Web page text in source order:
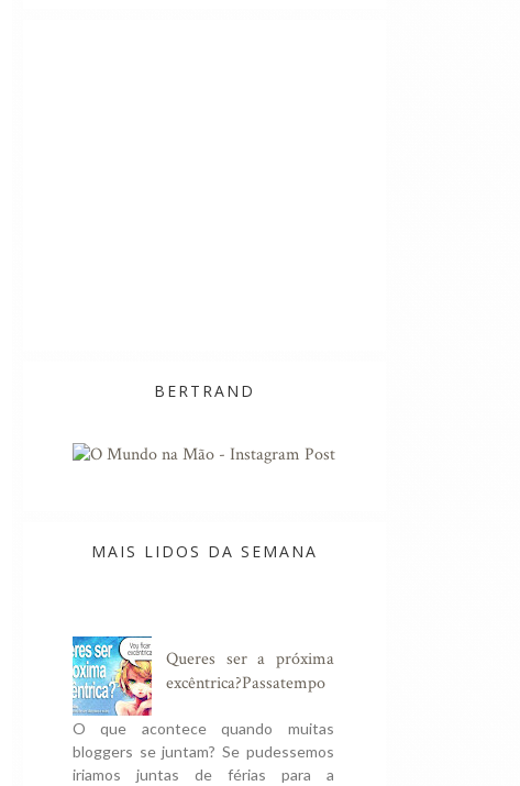
BERTRAND
MAIS LIDOS DA SEMANA
Queres ser a próxima
excêntrica?Passatempo
O que acontece quando muitas
bloggers se juntam? Se pudessemos
iriamos juntas de férias para a